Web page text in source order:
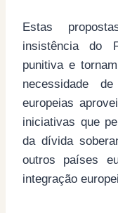
Estas
insistência do
punitiva e
necessidade
europeias
iniciativas que
da dívida
outros países
integração